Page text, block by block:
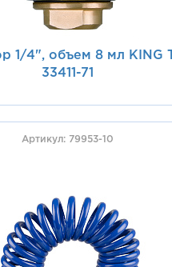
1/4", объем 8 мл KING
33411-71
Артикул: 79953-10